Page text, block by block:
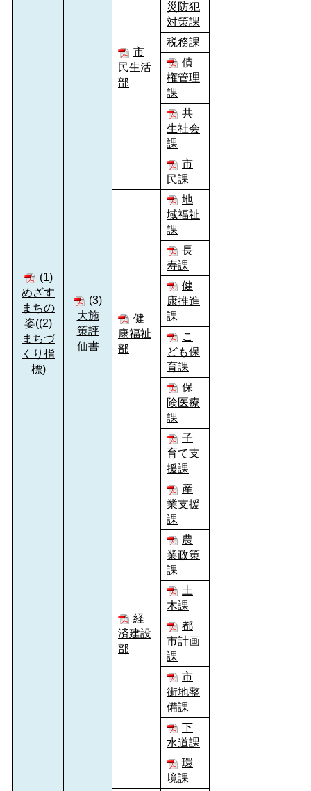
(1)
めざす
まちの
姿((2)
まちづ
くり指
標)
(3)
大施
策評
価書
市
民生活
部
災防犯
対策課
税務課
債
権管理
課
共
生社会
課
市
民課
健
康福祉
部
地
域福祉
課
長
寿課
健
康推進
課
こ
ども保
育課
保
険医療
課
子
育て支
援課
経
済建設
部
産
業支援
課
農
業政策
課
土
木課
都
市計画
課
市
街地整
備課
下
水道課
環
境課